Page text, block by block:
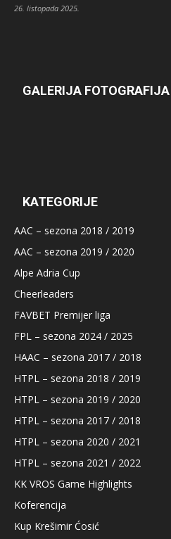
26. listopada 2025.
GALERIJA FOTOGRAFIJA
KATEGORIJE
AAC – sezona 2018 / 2019
AAC – sezona 2019 / 2020
Alpe Adria Cup
Cheerleaders
FAVBET Premijer liga
FPL – sezona 2024 / 2025
HAAC – sezona 2017 / 2018
HTPL – sezona 2018 / 2019
HTPL – sezona 2019 / 2020
HTPL – sezona 2017 / 2018
HTPL – sezona 2020 / 2021
HTPL – sezona 2021 / 2022
KK VROS Game Highlights
Koferencija
Kup Krešimir Ćosić